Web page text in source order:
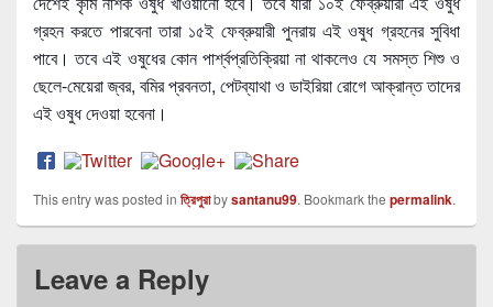
গ্রহন করতে পারবেনা তারা ১৫ই ফেব্রুয়ারী পুনরায় এই ওষুধ গ্রহনের সুবিধা
পাবে। তবে এই ওষুধের কোন পার্শ্বপ্রতিক্রিয়া না থাকলেও যে সমস্ত শিশু ও
ছেলে-মেয়েরা জ্বর, বমির প্রবনতা, পেটব্যাথা ও ডাইরিয়া রোগে আক্রান্ত তাদের
এই ওষুধ দেওয়া হবেনা।
This entry was posted in ত্রিপুরাbysantanu99. Bookmark the permalink.
Leave a Reply